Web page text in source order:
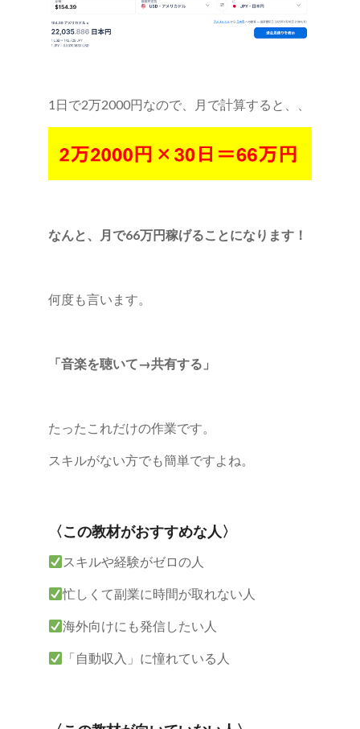
1日で2万2000円なので、月で計算すると、、
なんと、月で66万円稼げることになります！
何度も言います。
「音楽を聴いて→共有する」
たったこれだけの作業です。
スキルがない方でも簡単ですよね。
〈この教材がおすすめな人〉
スキルや経験がゼロの人
忙しくて副業に時間が取れない人
海外向けにも発信したい人
「自動収入」に憧れている人